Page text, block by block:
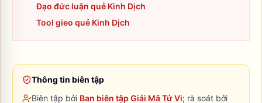
Đạo đức luận quẻ Kinh Dịch
Tool gieo quẻ Kinh Dịch
Thông tin biên tập
Biên tập bởi Ban biên tập Giải Mã Tử Vi; rà soát bởi